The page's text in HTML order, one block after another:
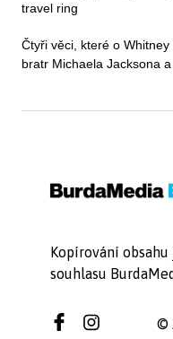
travel ring
Čtyři věci, které o
bratr Michaela Jacksona
Kopírování
souhlasu
©